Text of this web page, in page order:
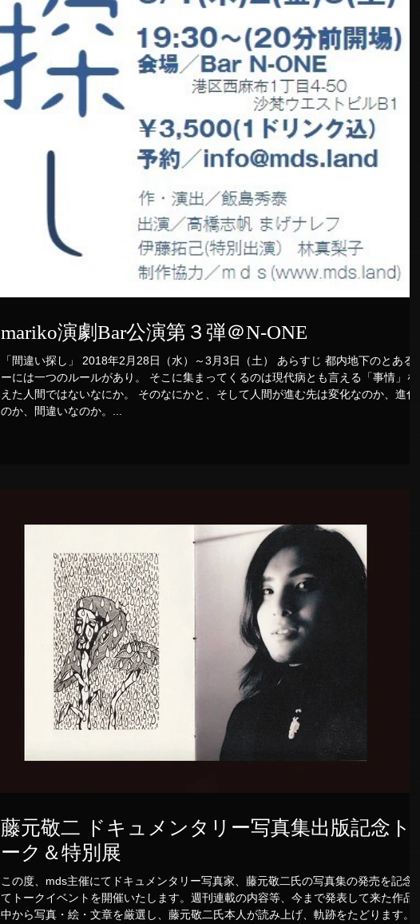
mariko演劇Bar公演第３弾＠N-ONE
「間違い探し」 2018年2月28日（水）～3月3日（土） あらすじ 都内地下のとあるバ
ーには一つのルールがあり。 そこに集まってくるのは現代病とも言える「事情」を抱
えた人間ではないなにか。 そのなにかと、そして人間が進む先は変化なのか、進化な
のか、間違いなのか。...
藤元敬二 ドキュメンタリー写真集出版記念ト
ーク＆特別展
この度、mds主催にてドキュメンタリー写真家、藤元敬二氏の写真集の発売を記念し
てトークイベントを開催いたします。週刊連載の内容等、今まで発表して来た作品の
中から写真・絵・文章を厳選し、藤元敬二氏本人が読み上げ、軌跡をたどります。 ​